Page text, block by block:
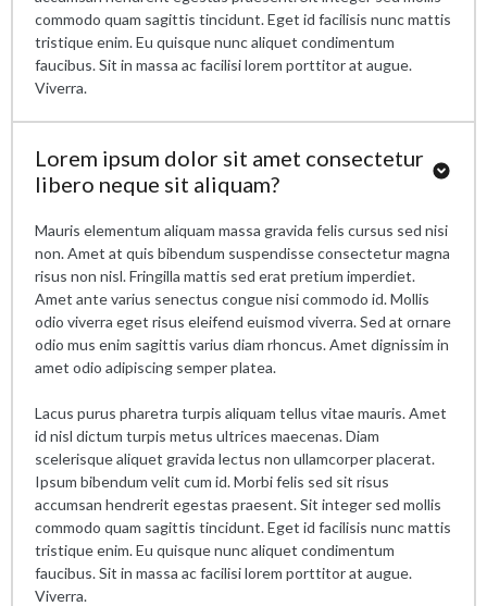
commodo quam sagittis tincidunt. Eget id facilisis nunc mattis
tristique enim. Eu quisque nunc aliquet condimentum
faucibus. Sit in massa ac facilisi lorem porttitor at augue.
Viverra.
Lorem ipsum dolor sit amet consectetur
libero neque sit aliquam?
Mauris elementum aliquam massa gravida felis cursus sed nisi
non. Amet at quis bibendum suspendisse consectetur magna
risus non nisl. Fringilla mattis sed erat pretium imperdiet.
Amet ante varius senectus congue nisi commodo id. Mollis
odio viverra eget risus eleifend euismod viverra. Sed at ornare
odio mus enim sagittis varius diam rhoncus. Amet dignissim in
amet odio adipiscing semper platea.
Lacus purus pharetra turpis aliquam tellus vitae mauris. Amet
id nisl dictum turpis metus ultrices maecenas. Diam
scelerisque aliquet gravida lectus non ullamcorper placerat.
Ipsum bibendum velit cum id. Morbi felis sed sit risus
accumsan hendrerit egestas praesent. Sit integer sed mollis
commodo quam sagittis tincidunt. Eget id facilisis nunc mattis
tristique enim. Eu quisque nunc aliquet condimentum
faucibus. Sit in massa ac facilisi lorem porttitor at augue.
Viverra.